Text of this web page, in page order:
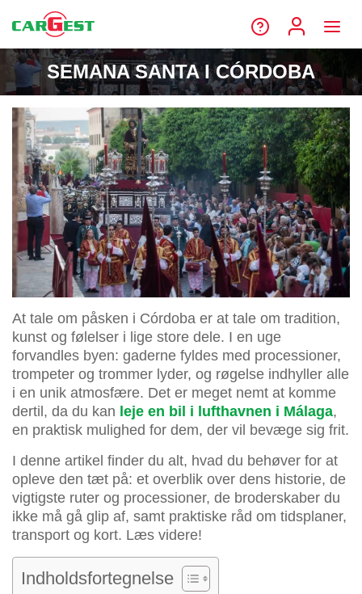
SEMANA SANTA I CÓRDOBA
At tale om påsken i Córdoba er at tale om tradition,
kunst og følelser i lige store dele. I en uge
forvandles byen: gaderne fyldes med processioner,
trompeter og trommer lyder, og røgelse indhyller alle
i en unik atmosfære. Det er meget nemt at komme
dertil, da du kan leje en bil i lufthavnen i Málaga,
en praktisk mulighed for dem, der vil bevæge sig frit.
I denne artikel finder du alt, hvad du behøver for at
opleve den tæt på: et overblik over dens historie, de
vigtigste ruter og processioner, de broderskaber du
ikke må gå glip af, samt praktiske råd om tidsplaner,
transport og kort. Læs videre!
Indholdsfortegnelse